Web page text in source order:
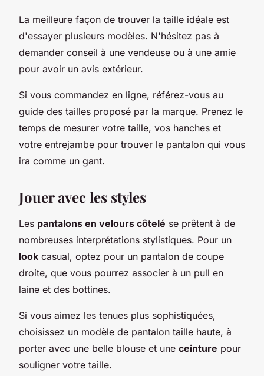
La meilleure façon de trouver la taille idéale est
d'essayer plusieurs modèles. N'hésitez pas à
demander conseil à une vendeuse ou à une amie
pour avoir un avis extérieur.
Si vous commandez en ligne, référez-vous au
guide des tailles proposé par la marque. Prenez le
temps de mesurer votre taille, vos hanches et
votre entrejambe pour trouver le pantalon qui vous
ira comme un gant.
Jouer avec les styles
Les pantalons en velours côtelé se prêtent à de
nombreuses interprétations stylistiques. Pour un
look casual, optez pour un pantalon de coupe
droite, que vous pourrez associer à un pull en
laine et des bottines.
Si vous aimez les tenues plus sophistiquées,
choisissez un modèle de pantalon taille haute, à
porter avec une belle blouse et une ceinture pour
souligner votre taille.